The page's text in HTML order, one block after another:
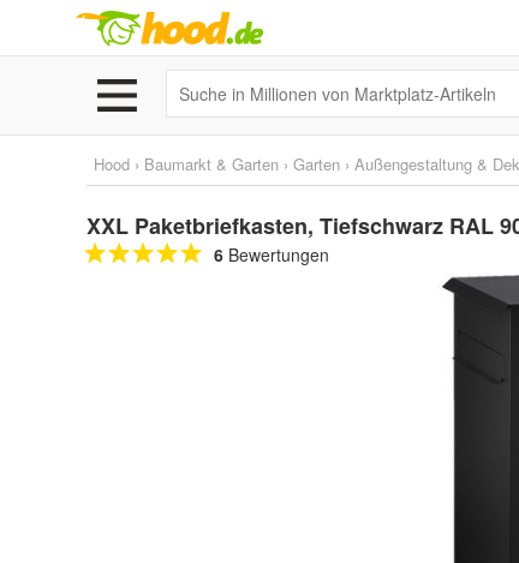
Hood › Baumarkt & Garten › Garten › Außengestaltung &
XXL Paketbriefkasten, Tiefschwarz RAL
6 Bewertungen